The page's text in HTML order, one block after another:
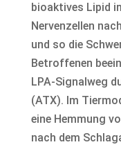
bioaktives Lipid
Nervenzellen
und so die
Betroffenen
LPA-Signalweg
(ATX). Im
eine Hemmung
nach dem